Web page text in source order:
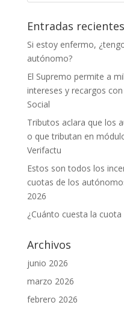
Entradas recientes
Si estoy enfermo,
autónomo?
El Supremo permite a
intereses y recargos
Social
Tributos aclara que los
o que tributan en
Verifactu
Estos son todos los
cuotas de los
2026
¿Cuánto cuesta la
Archivos
junio 2026
marzo 2026
febrero 2026